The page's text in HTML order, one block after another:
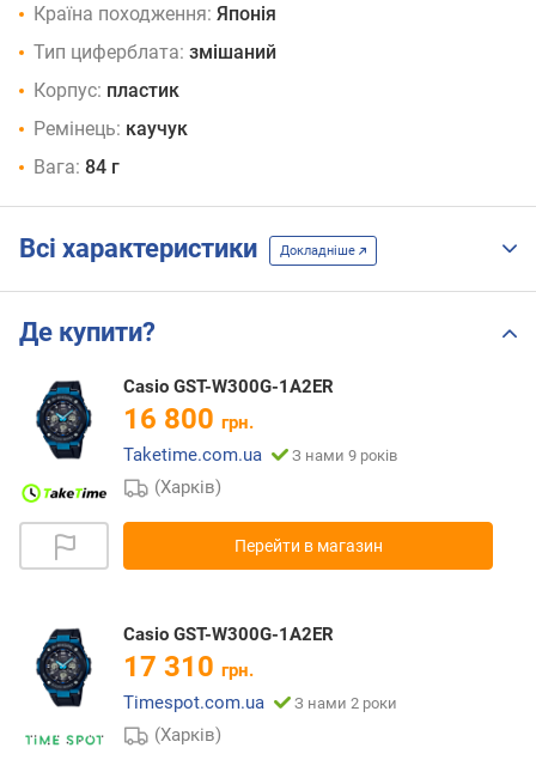
Країна походження: Японія
Тип циферблата: змішаний
Корпус: пластик
Ремінець: каучук
Вага: 84 г
Всі характеристики Докладніше
Де купити?
Casio GST-W300G-1A2ER
16 800 грн.
Taketime.com.ua
З нами 9 років
(Харків)
Перейти в магазин
Casio GST-W300G-1A2ER
17 310 грн.
Timespot.com.ua
З нами 2 роки
(Харків)